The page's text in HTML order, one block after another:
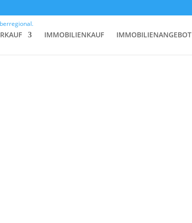
IMMOBILIENKAUF IMMOBILIENANGEBOT